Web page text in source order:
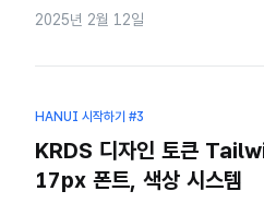
2025년 2월 12일
HANUI 시작하기 #3
KRDS 디자인 토큰
17px 폰트, 색상 시스템